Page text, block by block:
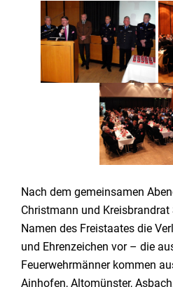
Nach dem gemeinsamen
Christmann und
Namen des Freistaates die
und Ehrenzeichen vor – die
Feuerwehrmänner kommen
Ainhofen, Altomünster,